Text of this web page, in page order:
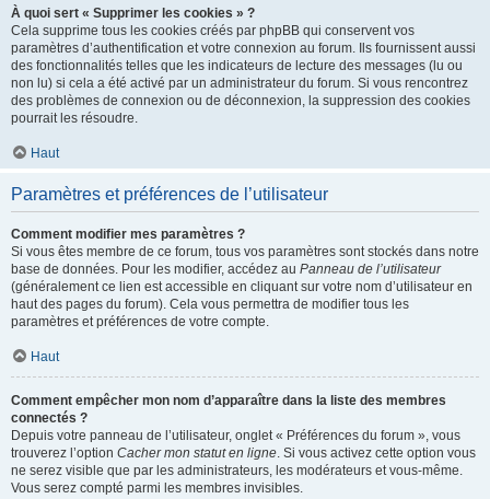
À quoi sert « Supprimer les cookies » ?
Cela supprime tous les cookies créés par phpBB qui conservent vos
paramètres d’authentification et votre connexion au forum. Ils fournissent aussi
des fonctionnalités telles que les indicateurs de lecture des messages (lu ou
non lu) si cela a été activé par un administrateur du forum. Si vous rencontrez
des problèmes de connexion ou de déconnexion, la suppression des cookies
pourrait les résoudre.
Haut
Paramètres et préférences de l’utilisateur
Comment modifier mes paramètres ?
Si vous êtes membre de ce forum, tous vos paramètres sont stockés dans notre
base de données. Pour les modifier, accédez au Panneau de l’utilisateur
(généralement ce lien est accessible en cliquant sur votre nom d’utilisateur en
haut des pages du forum). Cela vous permettra de modifier tous les
paramètres et préférences de votre compte.
Haut
Comment empêcher mon nom d’apparaître dans la liste des membres
connectés ?
Depuis votre panneau de l’utilisateur, onglet « Préférences du forum », vous
trouverez l’option Cacher mon statut en ligne. Si vous activez cette option vous
ne serez visible que par les administrateurs, les modérateurs et vous-même.
Vous serez compté parmi les membres invisibles.